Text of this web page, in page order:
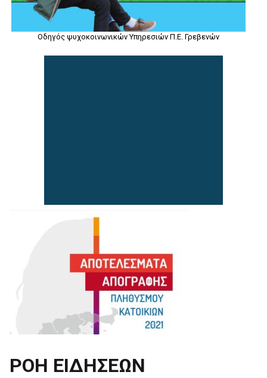
Οδηγός ψυχοκοινωνικών Υπηρεσιών Π.Ε. Γρεβενών
ΡΟΗ ΕΙΔΗΣΕΩΝ